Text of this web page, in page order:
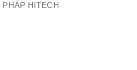
PHÁP HITECH